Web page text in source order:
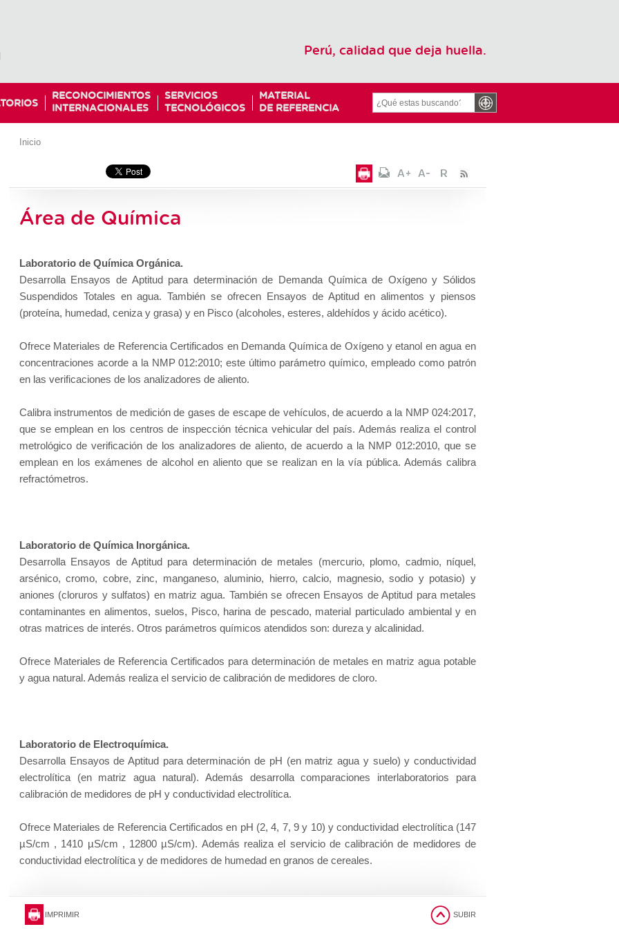
Perú, calidad que deja huella.
RECONOCIMIENTOS
INTERNACIONALES
SERVICIOS
TECNOLÓGICOS
MATERIAL
DE REFERENCIA
Inicio
Área de Química
Laboratorio de Química Orgánica.
Desarrolla Ensayos de Aptitud para determinación de Demanda Química de Oxígeno y Sólidos
Suspendidos Totales en agua. También se ofrecen Ensayos de Aptitud en alimentos y piensos
(proteína, humedad, ceniza y grasa) y en Pisco (alcoholes, esteres, aldehídos y ácido acético).
Ofrece Materiales de Referencia Certificados en Demanda Química de Oxígeno y etanol en agua en
concentraciones acorde a la NMP 012:2010; este último parámetro químico, empleado como patrón
en las verificaciones de los analizadores de aliento.
Calibra instrumentos de medición de gases de escape de vehículos, de acuerdo a la NMP 024:2017,
que se emplean en los centros de inspección técnica vehicular del país. Además realiza el control
metrológico de verificación de los analizadores de aliento, de acuerdo a la NMP 012:2010, que se
emplean en los exámenes de alcohol en aliento que se realizan en la vía pública. Además calibra
refractómetros.
Laboratorio de Química Inorgánica.
Desarrolla Ensayos de Aptitud para determinación de metales (mercurio, plomo, cadmio, níquel,
arsénico, cromo, cobre, zinc, manganeso, aluminio, hierro, calcio, magnesio, sodio y potasio) y
aniones (cloruros y sulfatos) en matriz agua. También se ofrecen Ensayos de Aptitud para metales
contaminantes en alimentos, suelos, Pisco, harina de pescado, material particulado ambiental y en
otras matrices de interés. Otros parámetros químicos atendidos son: dureza y alcalinidad.
Ofrece Materiales de Referencia Certificados para determinación de metales en matriz agua potable
y agua natural. Además realiza el servicio de calibración de medidores de cloro.
Laboratorio de Electroquímica.
Desarrolla Ensayos de Aptitud para determinación de pH (en matriz agua y suelo) y conductividad
electrolítica (en matriz agua natural). Además desarrolla comparaciones interlaboratorios para
calibración de medidores de pH y conductividad electrolítica.
Ofrece Materiales de Referencia Certificados en pH (2, 4, 7, 9 y 10) y conductividad electrolítica (147
µS/cm , 1410 µS/cm , 12800 µS/cm). Además realiza el servicio de calibración de medidores de
conductividad electrolítica y de medidores de humedad en granos de cereales.
IMPRIMIR SUBIR